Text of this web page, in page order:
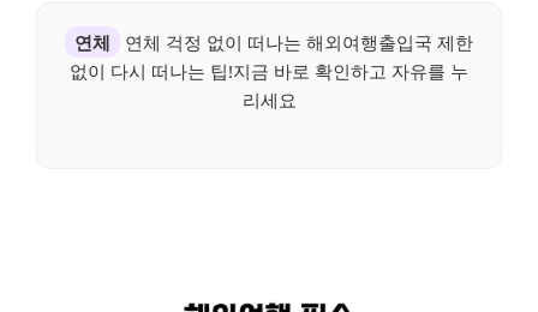
연체
연체 걱정 없이 떠나는 해외여행출입국 제한
없이 다시 떠나는 팁!지금 바로 확인하고 자유를 누
리세요